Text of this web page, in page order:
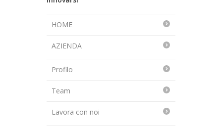
HOME
AZIENDA
Profilo
Team
Lavora con noi